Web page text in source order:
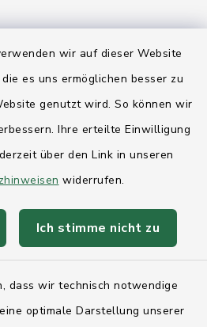
wir auf dieser Website
es uns ermöglichen besser zu
genutzt wird. So können wir
Ihre erteilte Einwilligung
über den Link in unseren
widerrufen.
Ich stimme nicht zu
dass wir technisch notwendige
optimale Darstellung unserer
115
Schleswig-Holstein
Anfahrt